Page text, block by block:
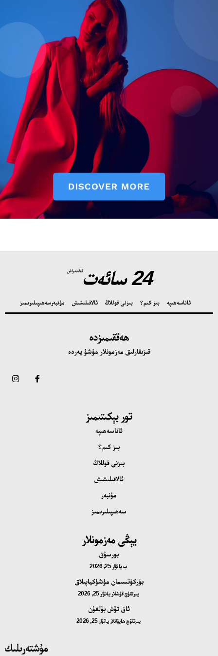
24 سائەت ئالدىراش
ئاناسەھىپە بىز كىم؟ بىزنى قوللاڭ ئالاقىلىشىش مۇنبەرسەھىپىلىرىمىز
ھەققىمىزدە
قىزىقارلىق مەزمونلار مۇشۇ يەردە
تور بېكىتىمىز
ئاناسەھىپە
بىز كىم؟
بىزنى قوللاڭ
ئالاقىلىشىش
مۇنبەر
سەھىپىلىرىمىز
يېڭى مەزمونلار
بورسۇق
بيانۋار 25, 2026
بۈركۈتسىمان مۈشۈكياپىلاق
يىرتقۇچ قۇشلار يانۋار 25, 2026
ئاق تۆش بۇلغۇن
يىرتقۇچ ھايۋانلار يانۋار 25, 2026
مۇشتەرىلىك